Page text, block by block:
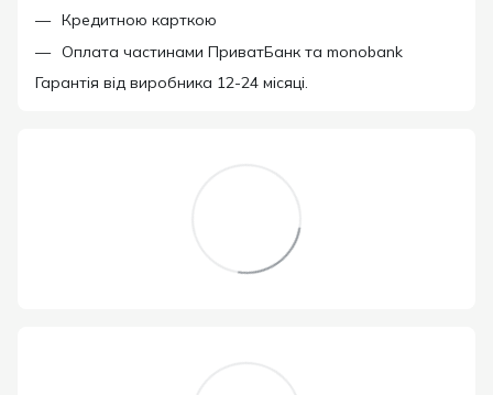
Кредитною карткою
Оплата частинами ПриватБанк та monobank
Гарантія від виробника 12-24 місяці.